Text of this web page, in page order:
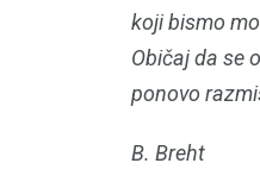
koji bismo
Običaj da se
ponovo
B. Breht